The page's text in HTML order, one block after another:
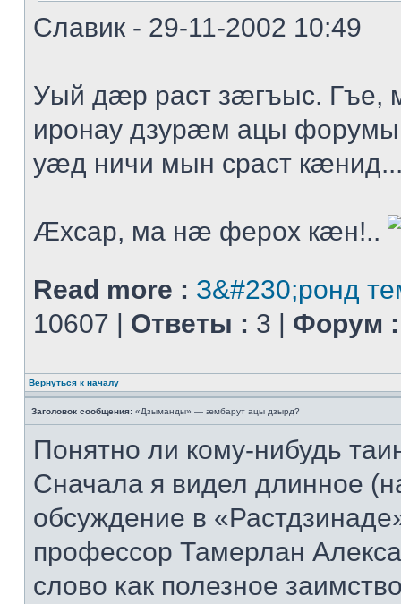
Славик - 29-11-2002 10:49
Уый дæр раст зæгъыс.
иронау дзурæм ацы
уæд ничи мын сраст
Æхсар, ма нæ ферох кæн!..
Read more : З&#230;ронд
10607 | Ответы : 3 | Форум :
Вернуться к началу
Заголовок сообщения: «Дзыманды» — æмбарут ацы дзырд?
Понятно ли кому-нибудь
Сначала я видел длинное
обсуждение в
профессор Тамерлан
слово как полезное